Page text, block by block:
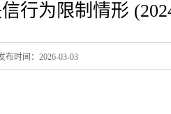
行为限制情形
布时间：2026-03-03